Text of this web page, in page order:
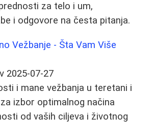
za telo i um,
i odgovore na česta pitanja.
Vežbanje - Šta Vam Više
2025-07-27
i mane vežbanja u teretani i
izbor optimalnog načina
od vaših ciljeva i životnog